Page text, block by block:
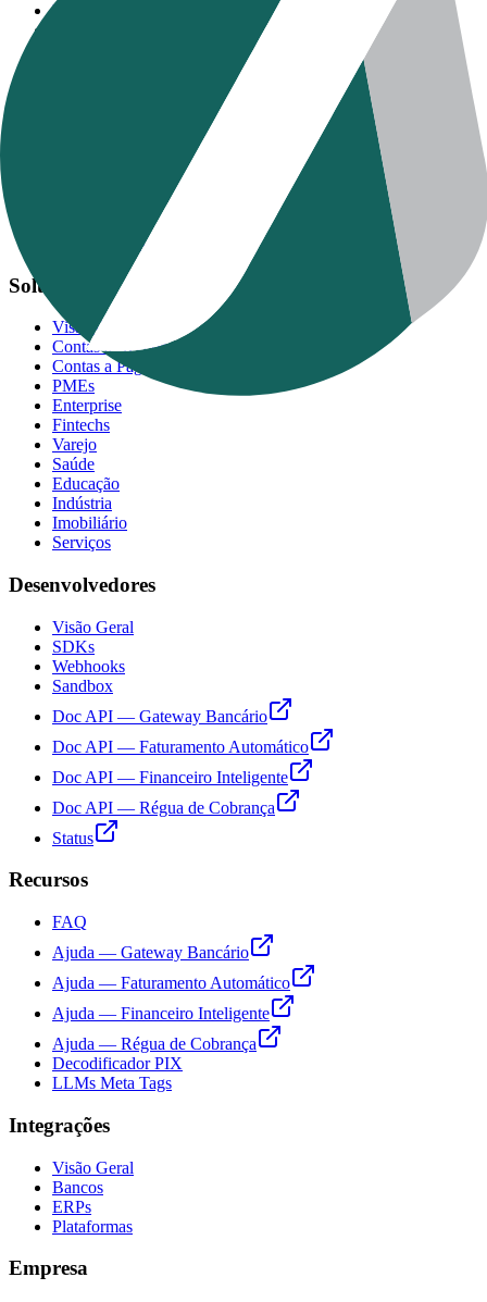
Régua de Cobrança
Site para LLMs
Soluções
Visão Geral
Contas a Receber
Contas a Pagar
PMEs
Enterprise
Fintechs
Varejo
Saúde
Educação
Indústria
Imobiliário
Serviços
Desenvolvedores
Visão Geral
SDKs
Webhooks
Sandbox
Doc API — Gateway Bancário
Doc API — Faturamento Automático
Doc API — Financeiro Inteligente
Doc API — Régua de Cobrança
Status
Recursos
FAQ
Ajuda — Gateway Bancário
Ajuda — Faturamento Automático
Ajuda — Financeiro Inteligente
Ajuda — Régua de Cobrança
Decodificador PIX
LLMs Meta Tags
Integrações
Visão Geral
Bancos
ERPs
Plataformas
Empresa